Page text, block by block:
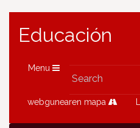
Educación
Menu
webgunearen mapa